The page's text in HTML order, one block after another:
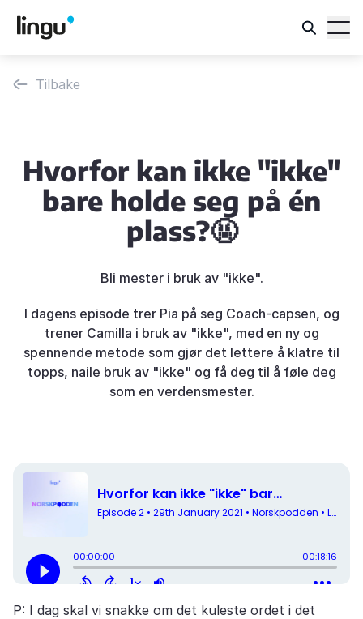
Tilbake
Hvorfor kan ikke "ikke"
bare holde seg på én
plass?🤬
Bli mester i bruk av "ikke".
I dagens episode trer Pia på seg Coach-capsen, og
trener Camilla i bruk av "ikke", med en ny og
spennende metode som gjør det lettere å klatre til
topps, naile bruk av "ikke" og få deg til å føle deg
som en verdensmester.
P: I dag skal vi snakke om det kuleste ordet i det